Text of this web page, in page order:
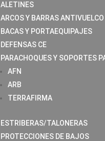
ALETINES
ARCOS Y BARRAS ANTIVUELCO
BACAS Y PORTAEQUIPAJES
DEFENSAS CE
PARACHOQUES Y SOPORTES
AFN
ARB
TERRAFIRMA
ESTRIBERAS/TALONERAS
PROTECCIONES DE BAJOS